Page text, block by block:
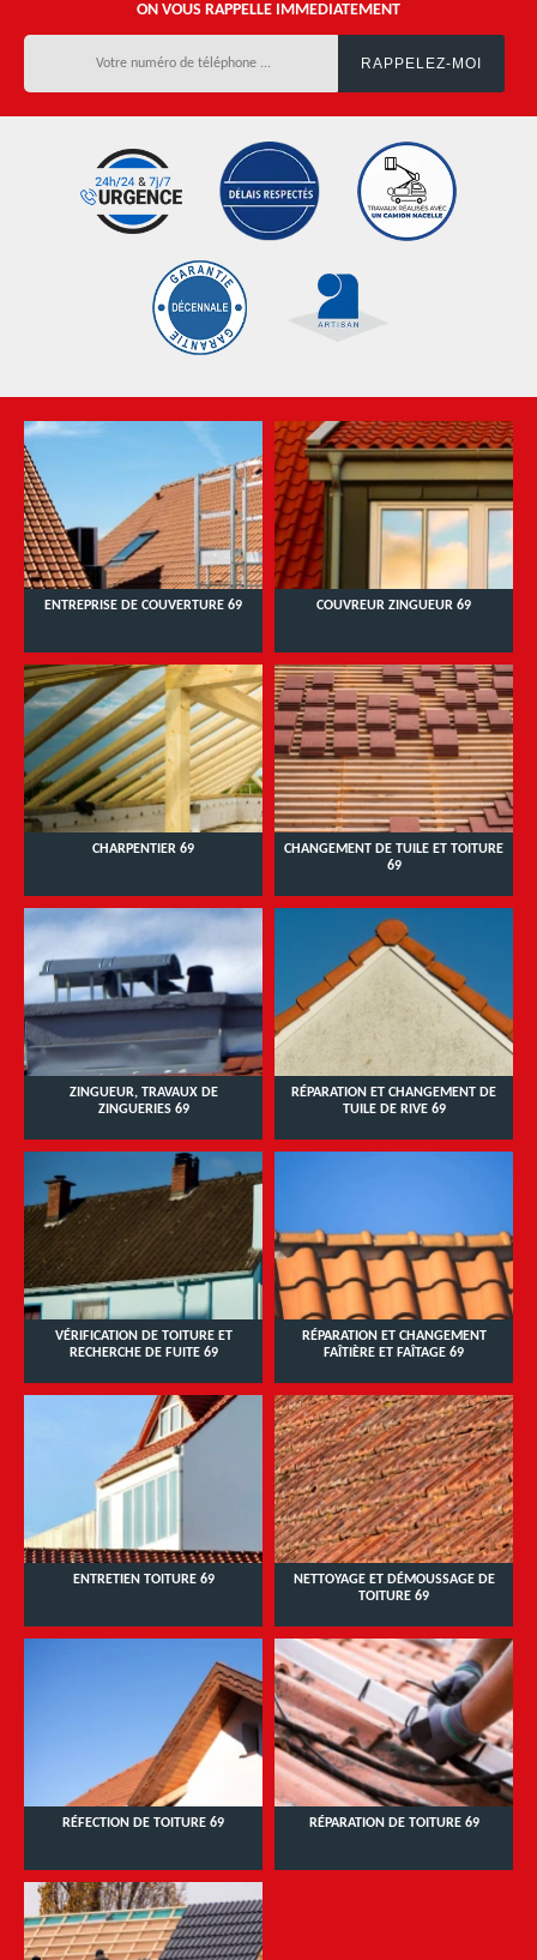
ON VOUS RAPPELLE IMMEDIATEMENT
ENTREPRISE DE COUVERTURE 69 COUVREUR ZINGUEUR 69
CHARPENTIER 69
CHANGEMENT DE TUILE ET TOITURE
69
ZINGUEUR, TRAVAUX DE
ZINGUERIES 69
RÉPARATION ET CHANGEMENT DE
TUILE DE RIVE 69
VÉRIFICATION DE TOITURE ET
RECHERCHE DE FUITE 69
RÉPARATION ET CHANGEMENT
FAÎTIÈRE ET FAÎTAGE 69
ENTRETIEN TOITURE 69
NETTOYAGE ET DÉMOUSSAGE DE
TOITURE 69
RÉFECTION DE TOITURE 69 RÉPARATION DE TOITURE 69